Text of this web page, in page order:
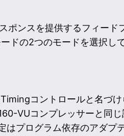
ポンスを提供するフィード
ドの2つのモードを選択し
コントロールと名づ
VUコンプレッサーと同
はプログラム依存のアダプ